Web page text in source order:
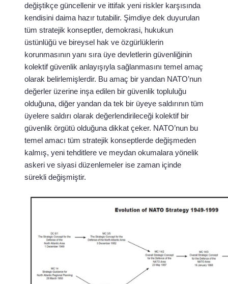
değiştikçe güncellenir ve ittifak yeni riskler karşısında
kendisini daima hazır tutabilir. Şimdiye dek duyurulan
tüm stratejik konseptler, demokrasi, hukukun
üstünlüğü ve bireysel hak ve özgürlüklerin
korunmasının yanı sıra üye devletlerin güvenliğinin
kolektif güvenlik anlayışıyla sağlanmasını temel amaç
olarak belirlemişlerdir. Bu amaç bir yandan NATO’nun
değerler üzerine inşa edilen bir güvenlik topluluğu
olduğuna, diğer yandan da tek bir üyeye saldırının tüm
üyelere saldırı olarak değerlendirileceği kolektif bir
güvenlik örgütü olduğuna dikkat çeker. NATO’nun bu
temel amacı tüm stratejik konseptlerde değişmeden
kalmış, yeni tehditlere ve meydan okumalara yönelik
askeri ve siyasi düzenlemeler ise zaman içinde
sürekli değişmiştir.